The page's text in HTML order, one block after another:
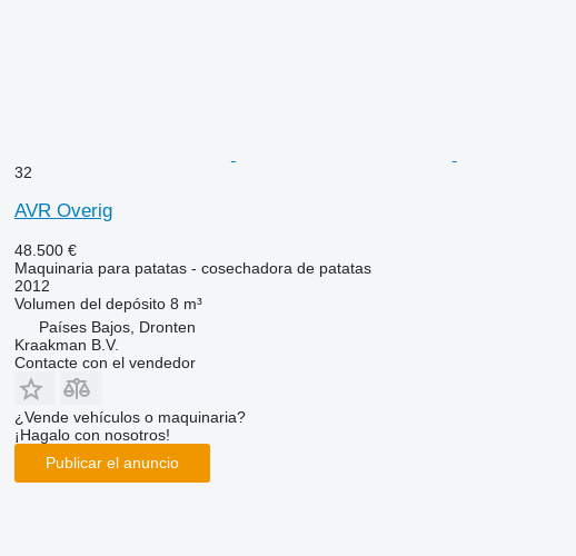
32
AVR Overig
48.500 €
Maquinaria para patatas - cosechadora de patatas
2012
Volumen del depósito 8 m³
Países Bajos, Dronten
Kraakman B.V.
Contacte con el vendedor
¿Vende vehículos o maquinaria?
¡Hagalo con nosotros!
Publicar el anuncio